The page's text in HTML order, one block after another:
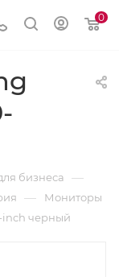
0
бизнеса —
— Мониторы
inch черный